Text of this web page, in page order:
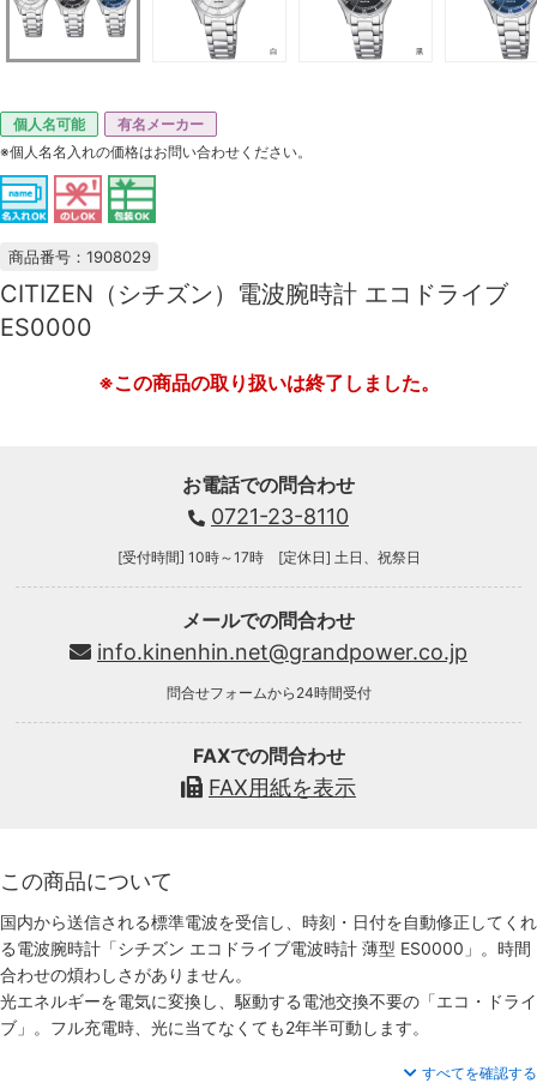
個人名可能
有名メーカー
※個人名名入れの価格はお問い合わせください。
商品番号：1908029
CITIZEN（シチズン）電波腕時計 エコドライブ
ES0000
※この商品の取り扱いは終了しました。
お電話での問合わせ
0721-23-8110
[受付時間] 10時～17時 [定休日] 土日、祝祭日
メールでの問合わせ
info.kinenhin.net@grandpower.co.jp
問合せフォームから24時間受付
FAXでの問合わせ
FAX用紙を表示
この商品について
国内から送信される標準電波を受信し、時刻・日付を自動修正してくれ
る電波腕時計「シチズン エコドライブ電波時計 薄型 ES0000」。時間
合わせの煩わしさがありません。
光エネルギーを電気に変換し、駆動する電池交換不要の「エコ・ドライ
ブ」。フル充電時、光に当てなくても2年半可動します。
すべてを確認する